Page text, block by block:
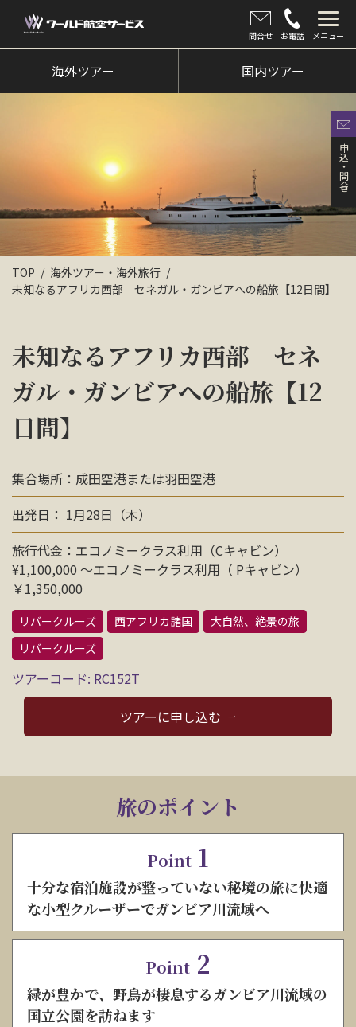
問合せ お電話 メニュー
海外ツアー
ツアー催行状況
旅のひろば
イベント
新着情報
お問い合わせ
電話にてお問い合わせ
海外ツアー 国内ツアー
TOP
海外ツアー・海外旅行
未知なるアフリカ西部 セネガル・ガンビアへの船旅【12日間】
未知なるアフリカ西部 セネ
ガル・ガンビアへの船旅【12
日間】
集合場所：成田空港または羽田空港
出発日： 1月28日（木）
旅行代金：エコノミークラス利用（Cキャビン）
¥1,100,000 〜エコノミークラス利用（ Pキャビン）
￥1,350,000
リバークルーズ 西アフリカ諸国
大自然、絶景の旅
リバークルーズ
ツアーコード: RC152T
ツアーに申し込む
旅のポイント
Point 1
十分な宿泊施設が整っていない秘境の旅に快適
な小型クルーザーでガンビア川流域へ
Point 2
緑が豊かで、野鳥が棲息するガンビア川流域の
国立公園を訪ねます
申込・問合せ